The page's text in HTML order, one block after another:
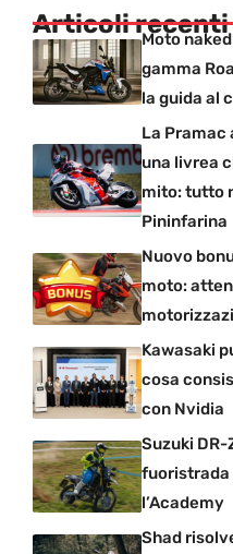
Articoli recenti
Moto
gamma
la guida al
La Pramac
una livrea
mito: tutto
Pininfarina
Nuovo
moto:
Kawasaki
cosa
con Nvidia
Suzuki DR-
fuoristrada
l’Academy
Shad